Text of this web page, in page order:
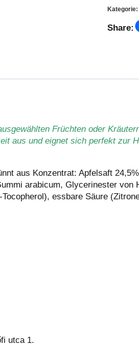
Kategorie:
Share:
Früchten oder
aus und eignet sich perfekt
aus Konzentrat: Apfelsaft
arabicum, Glycerinester
essbare Säure
utca 1.